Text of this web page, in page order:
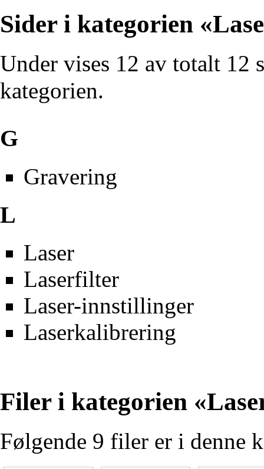
Sider i kategorien
Under vises 12 av totalt 12
kategorien.
G
Gravering
L
Laser
Laserfilter
Laser-innstillinger
Laserkalibrering
Filer i kategorien
Følgende 9 filer er i denne